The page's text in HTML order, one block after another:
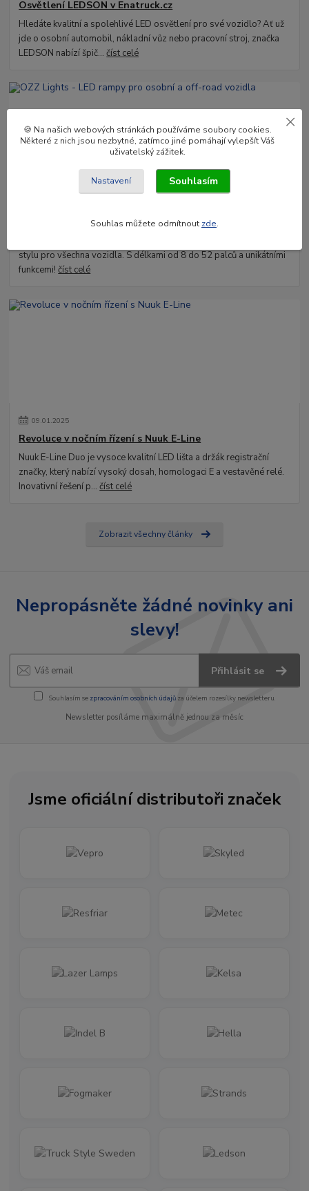
Osvětlení LEDSON v Enatruck.cz
Hledáte kvalitní a spolehlivé LED osvětlení pro své vozidlo? Ať už
jde o osobní automobil, nákladní vůz nebo pracovní stroj, značka
LEDSON nabízí špič...číst celé
OZZ Lights - LED rampy pro osobní a off-road vozidla
stylu pro všechna vozidla. S délkami od 8 do 52 palců a unikátními
funkcemi!číst celé
09.01.2025
Revoluce v nočním řízení s Nuuk E-Line
Nuuk E-Line Duo je vysoce kvalitní LED lišta a držák registrační
značky, který nabízí vysoký dosah, homologaci E a vestavěné relé.
Inovativní řešení p...číst celé
Zobrazit všechny články
Nepropásněte žádné novinky ani
slevy!
Přihlásit se
Souhlasím se zpracováním osobních údajůza účelem rozesílky newsletteru.
Newsletter posíláme maximálně jednou za měsíc
Jsme oficiální distributoři značek
🍪 Na našich webových stránkách používáme soubory cookies.
Některé z nich jsou nezbytné, zatímco jiné pomáhají vylepšít Váš
uživatelský zážitek.
Nastavení Souhlasím
Souhlas můžete odmítnout zde.